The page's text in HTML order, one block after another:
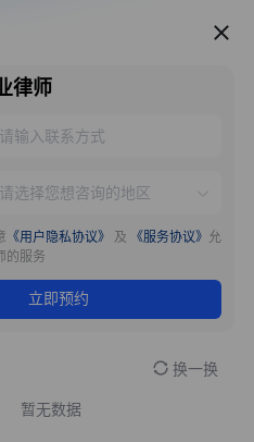
服务推荐
律师
《用户隐私协议》 及 《服务协议》 允
的服务
立即预约
换一换
暂无数据